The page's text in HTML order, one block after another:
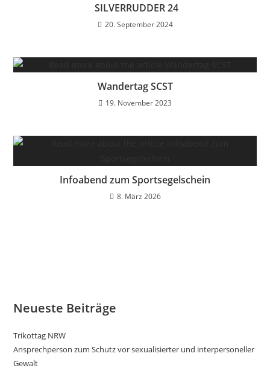
SILVERRUDDER 24
20. September 2024
Wandertag SCST
19. November 2023
Infoabend zum Sportsegelschein
8. März 2026
Neueste Beiträge
Trikottag NRW
Ansprechperson zum Schutz vor sexualisierter und interpersoneller
Gewalt